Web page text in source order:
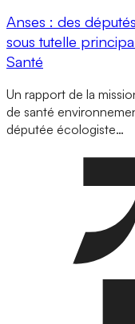
Anses : des
sous tutelle
Santé
Un rapport de la
de santé
députée écologiste…